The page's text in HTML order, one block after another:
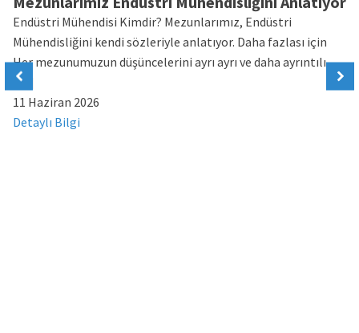
Endüstri Mühendisi Kimdir? Mezunlarımız, Endüstri
Mühendisliğini kendi sözleriyle anlatıyor. Daha fazlası için
Her mezunumuzun düşüncelerini ayrı ayrı ve daha ayrıntılı
[…]
11 Haziran 2026
Detaylı Bilgi